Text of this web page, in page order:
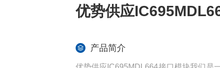
优势供应
产品简介